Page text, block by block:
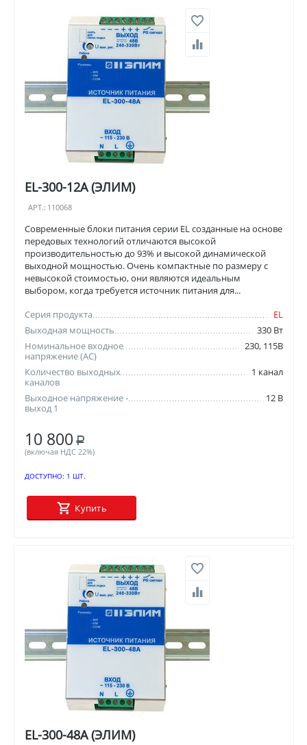
EL-300-12A (ЭЛИМ)
АРТ.: 110068
Современные блоки питания серии EL созданные на основе
передовых технологий отличаются высокой
производительностью до 93% и высокой динамической
выходной мощностью. Очень компактные по размеру с
невысокой стоимостью, они являются идеальным
выбором, когда требуется источник питания для...
Серия продукта
EL
Выходная мощность
330 Вт
Номинальное входное
напряжение (AC)
230, 115В
Количество выходных
каналов
1 канал
Выходное напряжение -
выход 1
12 В
10 800 Р
(включая НДС 22%)
ДОСТУПНО: 1 ШТ.
Купить
EL-300-48A (ЭЛИМ)